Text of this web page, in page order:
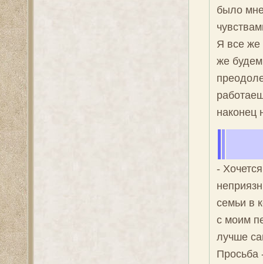
было
Я все же
же
наконец
-
семьи в
с моим
лучше
Просьба